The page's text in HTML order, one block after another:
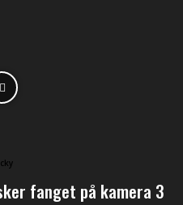
fanget på kamera 3